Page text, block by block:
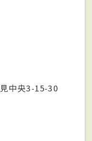
中央3-15-30